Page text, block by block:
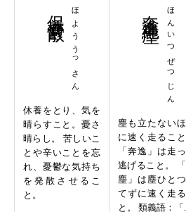
ほよううっさん
休養をとり、気を
晴らすこと。憂さ
晴らし。 苦しいこ
とや辛いことを忘
れ、憂鬱な気持ち
を発散させるこ
と。
ほんいつぜつじん
塵も立たない
に速く走ること
「奔逸」は走
逃げること。
塵」は塵ひと
てずに速く走る
と。 類義語：「...